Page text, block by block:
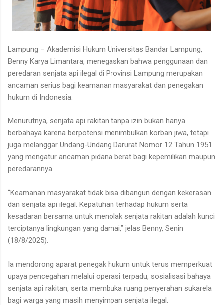
Lampung – Akademisi Hukum Universitas Bandar Lampung,
Benny Karya Limantara, menegaskan bahwa penggunaan dan
peredaran senjata api ilegal di Provinsi Lampung merupakan
ancaman serius bagi keamanan masyarakat dan penegakan
hukum di Indonesia.
Menurutnya, senjata api rakitan tanpa izin bukan hanya
berbahaya karena berpotensi menimbulkan korban jiwa, tetapi
juga melanggar Undang-Undang Darurat Nomor 12 Tahun 1951
yang mengatur ancaman pidana berat bagi kepemilikan maupun
peredarannya.
“Keamanan masyarakat tidak bisa dibangun dengan kekerasan
dan senjata api ilegal. Kepatuhan terhadap hukum serta
kesadaran bersama untuk menolak senjata rakitan adalah kunci
terciptanya lingkungan yang damai,” jelas Benny, Senin
(18/8/2025).
Ia mendorong aparat penegak hukum untuk terus memperkuat
upaya pencegahan melalui operasi terpadu, sosialisasi bahaya
senjata api rakitan, serta membuka ruang penyerahan sukarela
bagi warga yang masih menyimpan senjata ilegal.